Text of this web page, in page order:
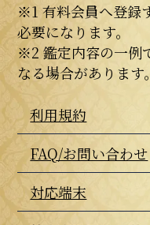
※1 有料会員へ登録
必要になります。
※2 鑑定内容の一例
なる場合があります。
利用規約
FAQ/お問い合わせ
対応端末